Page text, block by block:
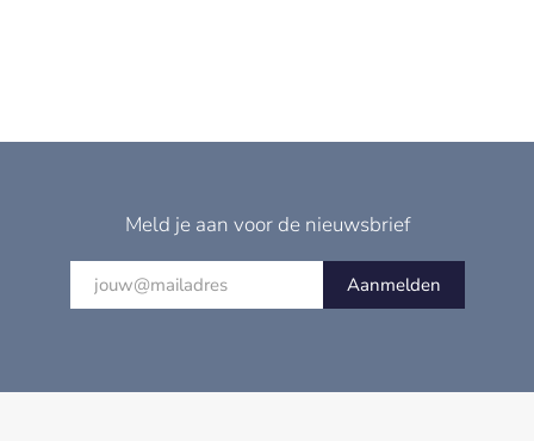
Meld je aan voor de nieuwsbrief
Aanmelden